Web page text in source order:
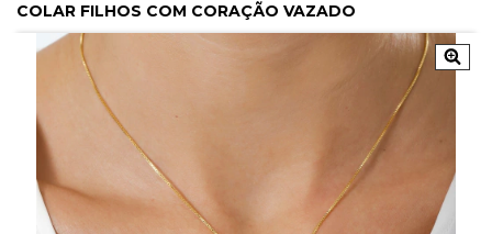
COLAR FILHOS COM CORAÇÃO VAZADO